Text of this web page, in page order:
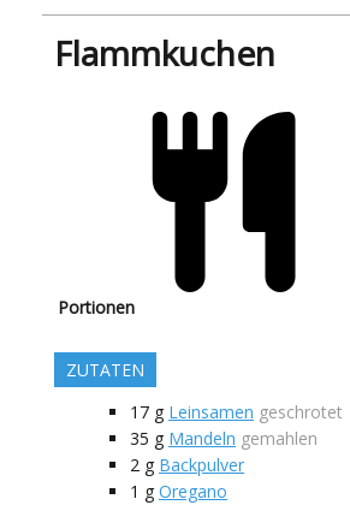
Flammkuchen
Portionen
ZUTATEN
17 g Leinsamen geschrotet
35 g Mandeln gemahlen
2 g Backpulver
1 g Oregano